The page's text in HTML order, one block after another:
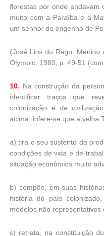
florestas por onde andavam
muito com a Paraíba e a
um senhor de engenho de
(José Lins do Rego. Menino
Olympio, 1980, p. 49-51 (com
10. Na construção da
identificar traços que
colonização e de
acima, infere-se que a velha
a) tira o seu sustento da
condições de vida e de
situação econômica muito
b) compõe, em suas
história do país
modelos não representativos
c) retrata, na constituição